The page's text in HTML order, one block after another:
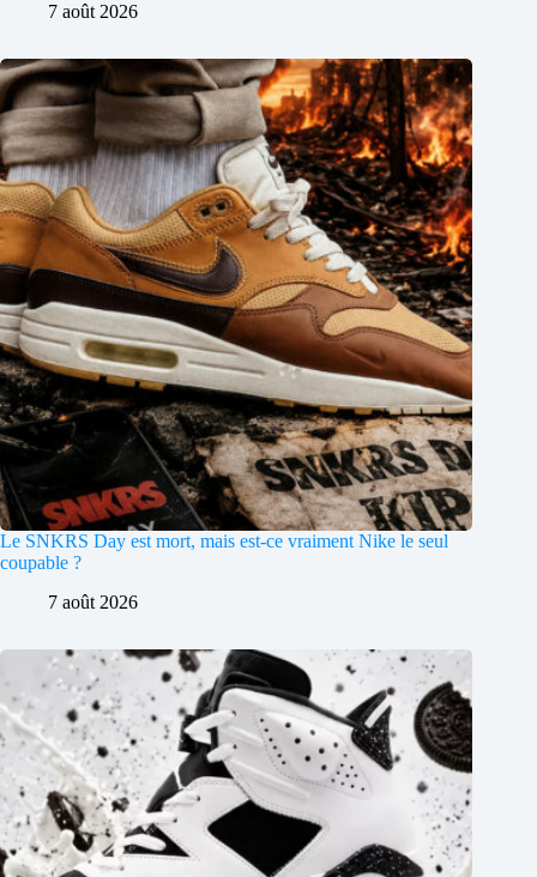
7 août 2026
Le SNKRS Day est mort, mais est-ce vraiment Nike le seul
coupable ?
7 août 2026